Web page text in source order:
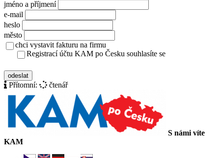
jméno a příjmení
e-mail
heslo
město
chci vystavit fakturu na firmu
Registrací účtu KAM po Česku souhlasíte se
odeslat
Přítomní: čtenář
S námi víte
KAM